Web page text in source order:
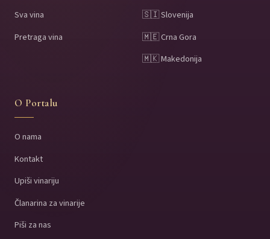
Sva vina
Pretraga vina
🇸🇮 Slovenija
🇲🇪 Crna Gora
🇲🇰 Makedonija
O Portalu
O nama
Kontakt
Upiši vinariju
Članarina za vinarije
Piši za nas